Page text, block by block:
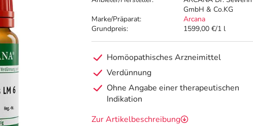
GmbH & Co.KG
Marke/Präparat:
Arcana
Grundpreis:
1599,00 €/1 l
Homöopathisches Arzneimittel
Verdünnung
Ohne Angabe einer therapeutischen
Indikation
Zur Artikelbeschreibung